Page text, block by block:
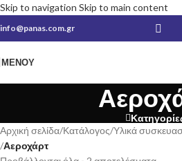
Skip to navigation Skip to main content
info@panas.com.gr
ΜΕΝΟΎ
Αρχική σελίδα/Κατάλογος/Υλικά
/Αεροχάρτ